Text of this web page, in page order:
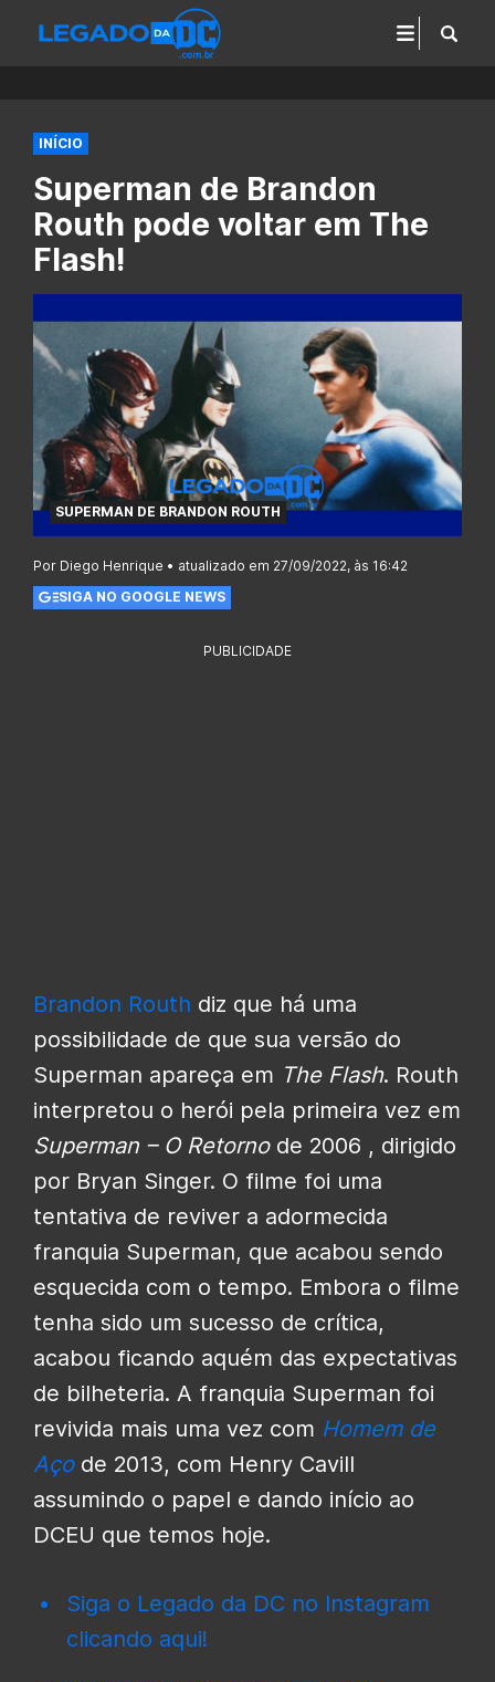
INÍCIO
Superman de Brandon
Routh pode voltar em The
Flash!
SUPERMAN DE BRANDON ROUTH
Por Diego Henrique • atualizado em 27/09/2022, às 16:42
SIGA NO GOOGLE NEWS
PUBLICIDADE
Brandon Routh diz que há uma
possibilidade de que sua versão do
Superman apareça em The Flash. Routh
interpretou o herói pela primeira vez em
Superman – O Retornode 2006 , dirigido
por Bryan Singer. O filme foi uma
tentativa de reviver a adormecida
franquia Superman, que acabou sendo
esquecida com o tempo. Embora o filme
tenha sido um sucesso de crítica,
acabou ficando aquém das expectativas
de bilheteria. A franquia Superman foi
revivida mais uma vez com Homem de
Açode 2013, com Henry Cavill
assumindo o papel e dando início ao
DCEU que temos hoje.
Siga o Legado da DC no Instagram
clicando aqui!